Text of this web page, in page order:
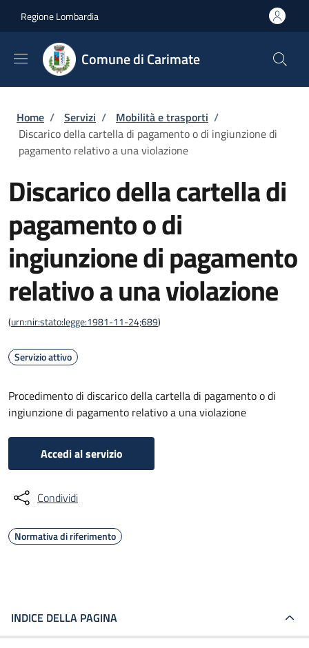
Regione Lombardia
Comune di Carimate
Briciole di pane
Home / Servizi / Mobilità e trasporti /
Discarico della cartella di pagamento o di ingiunzione di
pagamento relativo a una violazione
Discarico della cartella di
pagamento o di
ingiunzione di pagamento
relativo a una violazione
(urn:nir:stato:legge:1981-11-24;689)
Servizio attivo
Procedimento di discarico della cartella di pagamento o di
ingiunzione di pagamento relativo a una violazione
Accedi al servizio
Condividi
Normativa di riferimento
INDICE DELLA PAGINA